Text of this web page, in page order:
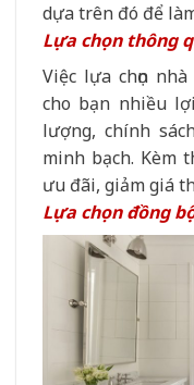
dựa trên đó để
Lựa chọn thông
Việc lựa chọn
cho bạn nhiều
lượng, chính
minh bạch. Kèm
ưu đãi, giảm giá
Lựa chọn đồng